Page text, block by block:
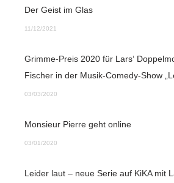
Der Geist im Glas
11/12/2021
Grimme-Preis 2020 für Lars‘
Fischer in der Musik-Comedy-Show
03/03/2020
Monsieur Pierre geht online
03/01/2020
Leider laut – neue Serie auf KiKA mit